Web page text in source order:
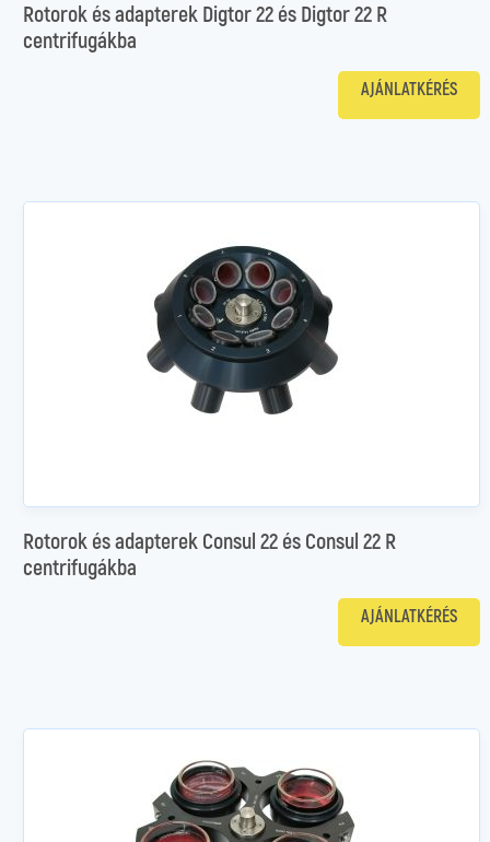
Rotorok és adapterek Digtor 22 és Digtor 22 R
centrifugákba
AJÁNLATKÉRÉS
Rotorok és adapterek Consul 22 és Consul 22 R
centrifugákba
AJÁNLATKÉRÉS